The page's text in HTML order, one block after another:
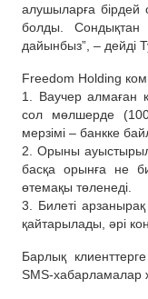
алушыларға
болды. Сондықтан
дайынбыз”, – дейді
Freedom Holding
1. Ваучер алмаған
сол мөлшерде
мерзімі – банкке
2. Орыны
басқа орынға не
өтемақы төленеді.
3. Билеті
қайтарылады, әрі
Барлық
SMS-хабарламалар